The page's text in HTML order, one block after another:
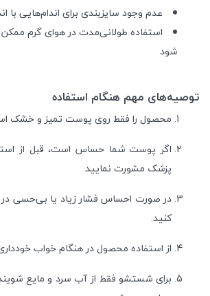
عدم وجود سایزبندی برای اندام‌هایی با
استفاده طولانی‌مدت در هوای گرم
شود
توصیه‌های مهم هنگام استفاده
محصول را فقط روی پوست تمیز و خشک
اگر پوست شما حساس است، قبل از
پزشک مشورت نمایید.
در صورت احساس فشار زیاد یا بی‌حسی در
کنید.
از استفاده محصول در هنگام خواب
برای شستشو فقط از آب سرد و مایع